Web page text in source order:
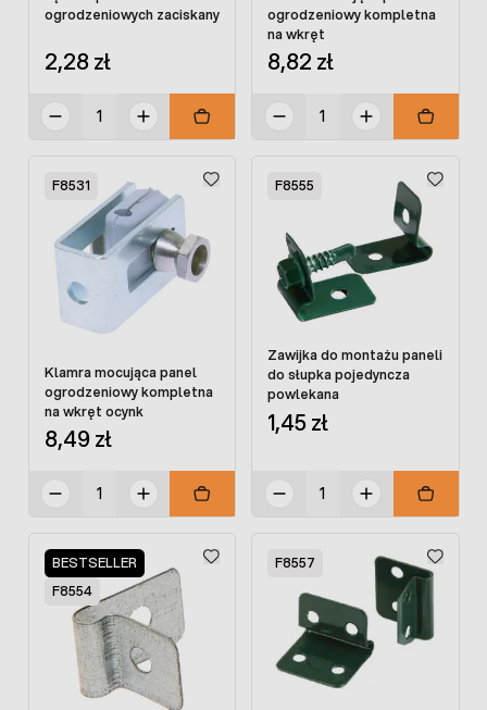
ogrodzeniowych zaciskany
2,28 zł
ogrodzeniowy kompletna
na wkręt
8,82 zł
F8531
Klamra mocująca panel
ogrodzeniowy kompletna
na wkręt ocynk
8,49 zł
F8555
Zawijka do montażu paneli
do słupka pojedyncza
powlekana
1,45 zł
BESTSELLER
F8554
F8557